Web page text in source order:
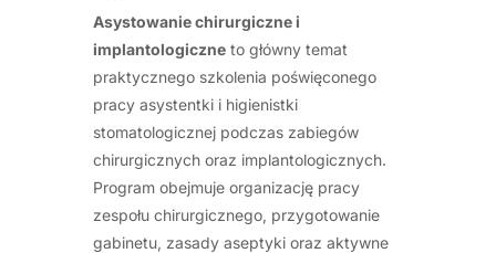
Asystowanie chirurgiczne i
implantologiczne to główny temat
praktycznego szkolenia poświęconego
pracy asystentki i higienistki
stomatologicznej podczas zabiegów
chirurgicznych oraz implantologicznych.
Program obejmuje organizację pracy
zespołu chirurgicznego, przygotowanie
gabinetu, zasady aseptyki oraz aktywne